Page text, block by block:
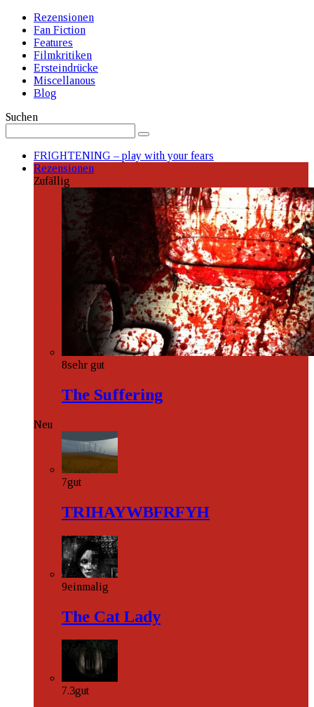
Rezensionen
Fan Fiction
Features
Filmkritiken
Ersteindrücke
Miscellanous
Blog
Suchen
FRIGHTENING – play with your fears
Rezensionen
Zufällig
8sehr gut
The Suffering
Neu
7gut
TRIHAYWBFRFYH
9einmalig
The Cat Lady
7.3gut